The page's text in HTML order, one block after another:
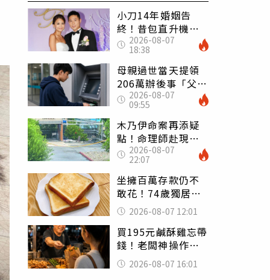
小刀14年婚姻告
終！昔包直升機求
婚 豪砸545萬辦婚
禮還找連戰證婚
2026-08-07
18:38
母親過世當天提領
206萬辦後事「父子
遭判刑」 律師：
搶錢先下手是罪
2026-08-07
09:55
木乃伊命案再添疑
點！命理師赴現場
遇天候驟變 驚
喊：死者還有冤屈
2026-08-07
22:07
坐擁百萬存款仍不
敢花！74歲獨居翁
「1餐只吃1片吐
司」 半年後暴瘦
嚇壞女兒
2026-08-07 12:01
買195元鹹酥雞忘帶
錢！老闆神操作
「倒找5元」 全網
看哭：這就是台灣
2026-08-07 16:01